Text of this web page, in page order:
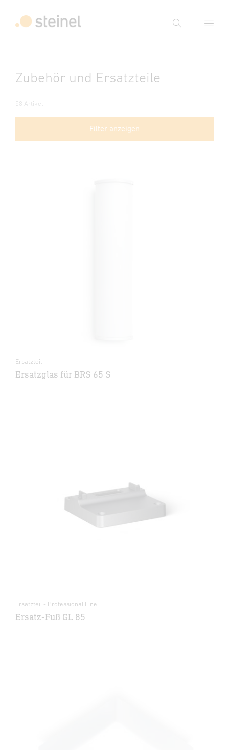
Suche
Suche
Zubehör und Ersatzteile
58 Artikel
Filter anzeigen
Ersatzteil
Ersatzglas für BRS 65 S
Ersatzteil - Professional Line
Ersatz-Fuß GL 85